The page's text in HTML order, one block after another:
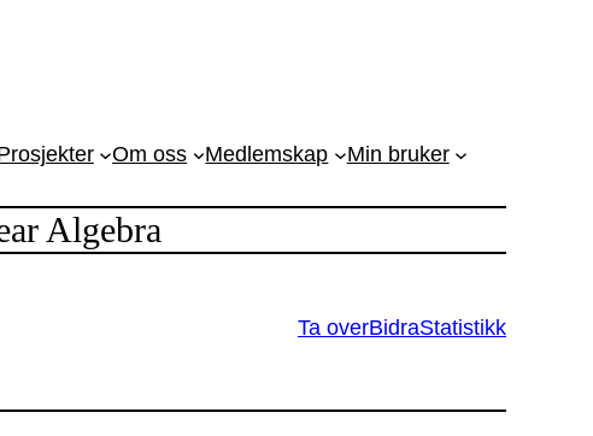
Om oss Medlemskap Min bruker
Algebra
Ta overBidraStatistikk